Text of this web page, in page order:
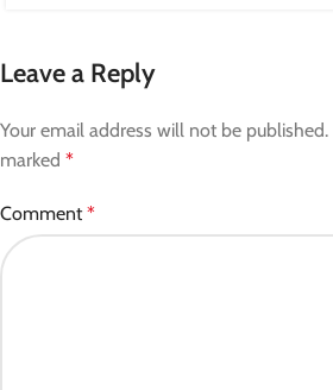
Leave a Reply
Your email address will not be published.
marked *
Comment*